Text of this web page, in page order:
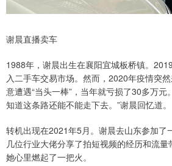
谢晨直播卖车
1988年，谢晨出生在襄阳宜城板桥镇。
入二手车交易市场。然而，2020年疫情突
意遭遇“当头一棒”，当年就亏损了30多万元
知道这条路还能不能走下去。”谢晨回忆道。
转机出现在2021年5月。谢晨去山东参加了
几位行业大佬分享了拍短视频的经历和流量
她心里燃起了一把火。